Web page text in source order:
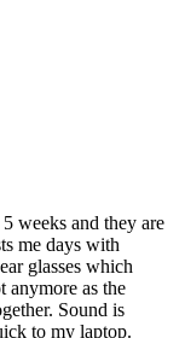
weeks and they are
me days with
glasses which
anymore as the
Sound is
to my laptop.